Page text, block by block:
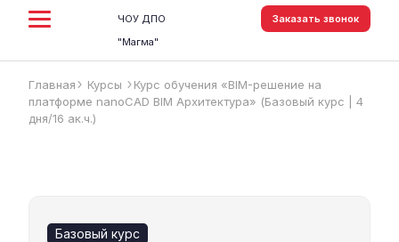
ЧОУ ДПО
"Магма"
Заказать звонок
Главная arrow_forward_ios Курсы arrow_forward_ios Курс обучения «BIM-решение на
платформе nanoCAD BIM Архитектура» (Базовый курс | 4
дня/16 ак.ч.)
Базовый курс